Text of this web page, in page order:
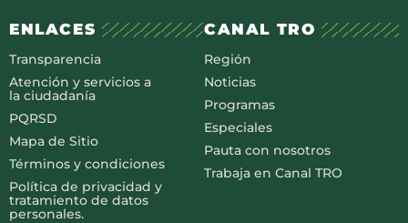
ENLACES
Transparencia
Atención y servicios a
la ciudadanía
PQRSD
Mapa de Sitio
Términos y condiciones
Política de privacidad y
tratamiento de datos
personales.
CANAL TRO
Región
Noticias
Programas
Especiales
Pauta con nosotros
Trabaja en Canal TRO